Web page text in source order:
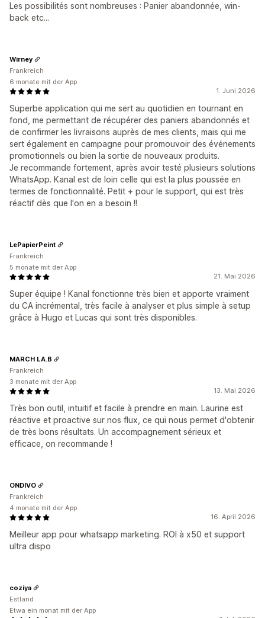
Les possibilités sont nombreuses : Panier abandonnée, win-
back etc...
1. Juni 2026
Superbe application qui me sert au quotidien en tournant en
fond, me permettant de récupérer des paniers abandonnés et
de confirmer les livraisons auprès de mes clients, mais qui me
sert également en campagne pour promouvoir des événements
promotionnels ou bien la sortie de nouveaux produits.
Je recommande fortement, après avoir testé plusieurs solutions
WhatsApp. Kanal est de loin celle qui est la plus poussée en
termes de fonctionnalité. Petit + pour le support, qui est très
réactif dès que l'on en a besoin !!
Wirney
Frankreich
6 monate mit der App
21. Mai 2026
Super équipe ! Kanal fonctionne très bien et apporte vraiment
du CA incrémental, très facile à analyser et plus simple à setup
grâce à Hugo et Lucas qui sont très disponibles.
LePapierPeint
Frankreich
5 monate mit der App
13. Mai 2026
Très bon outil, intuitif et facile à prendre en main. Laurine est
réactive et proactive sur nos flux, ce qui nous permet d'obtenir
de très bons résultats. Un accompagnement sérieux et
efficace, on recommande !
MARCH LA.B
Frankreich
3 monate mit der App
16. April 2026
Meilleur app pour whatsapp marketing. ROI à x50 et support
ultra dispo
ONDIVO
Frankreich
4 monate mit der App
coziya
Estland
Etwa ein monat mit der App